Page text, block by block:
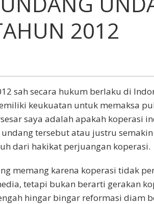
2012
sah secara hukum berlaku di
keukuatan untuk memaksa
saya adalah apakah koperasi
tersebut atau justru
dari hakikat perjuangan koperasi.
memang karena koperasi tidak
tetapi bukan berarti gerakan
hingar bingar reformasi diam